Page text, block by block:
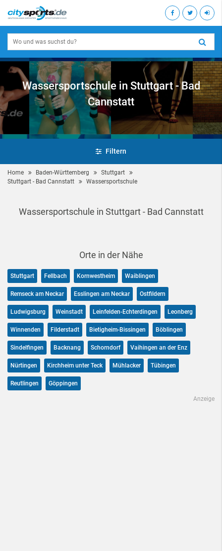
Wassersportschule in Stuttgart - Bad
Cannstatt
Filtern
Home Baden-Württemberg
Stuttgart
Stuttgart - Bad Cannstatt
Wassersportschule
Wassersportschule in Stuttgart - Bad Cannstatt
Orte in der Nähe
Stuttgart Fellbach Kornwestheim Waiblingen
Remseck am Neckar Esslingen am Neckar Ostfildern
Ludwigsburg Weinstadt Leinfelden-Echterdingen Leonberg
Winnenden Filderstadt Bietigheim-Bissingen Böblingen
Sindelfingen Backnang Schorndorf Vaihingen an der Enz
Nürtingen Kirchheim unter Teck Mühlacker Tübingen
Reutlingen Göppingen
Anzeige